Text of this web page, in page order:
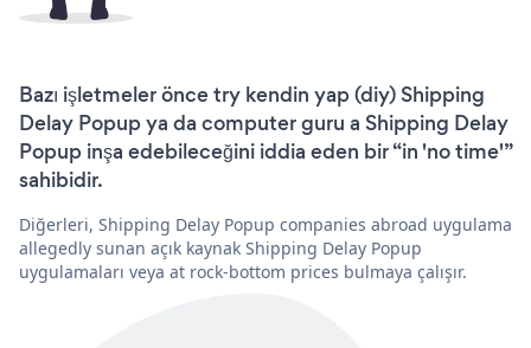
Bazı işletmeler önce try kendin yap (diy) Shipping
Delay Popup ya da computer guru a Shipping Delay
Popup inşa edebileceğini iddia eden bir “in 'no time'”
sahibidir.
Diğerleri, Shipping Delay Popup companies abroad uygulama
allegedly sunan açık kaynak Shipping Delay Popup
uygulamaları veya at rock-bottom prices bulmaya çalışır.